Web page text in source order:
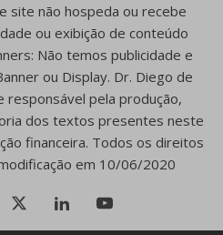
site não hospeda ou recebe
ou exibição de conteúdo
Não temos publicidade e
ou Display. Dr. Diego de
responsável pela produção,
dos textos presentes neste
financeira. Todos os direitos
em 10/06/2020